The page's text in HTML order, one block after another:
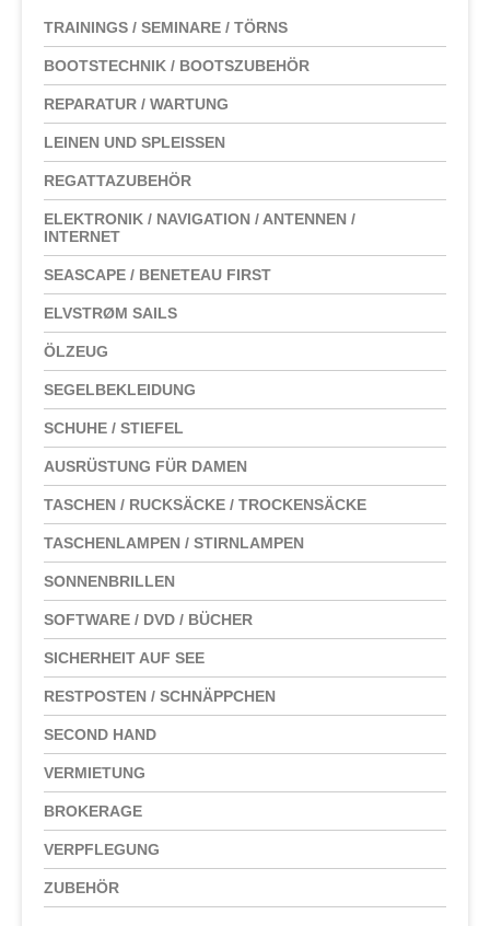
TRAININGS / SEMINARE / TÖRNS
BOOTSTECHNIK / BOOTSZUBEHÖR
REPARATUR / WARTUNG
LEINEN UND SPLEISSEN
REGATTAZUBEHÖR
ELEKTRONIK / NAVIGATION / ANTENNEN /
INTERNET
SEASCAPE / BENETEAU FIRST
ELVSTRØM SAILS
ÖLZEUG
SEGELBEKLEIDUNG
SCHUHE / STIEFEL
AUSRÜSTUNG FÜR DAMEN
TASCHEN / RUCKSÄCKE / TROCKENSÄCKE
TASCHENLAMPEN / STIRNLAMPEN
SONNENBRILLEN
SOFTWARE / DVD / BÜCHER
SICHERHEIT AUF SEE
RESTPOSTEN / SCHNÄPPCHEN
SECOND HAND
VERMIETUNG
BROKERAGE
VERPFLEGUNG
ZUBEHÖR